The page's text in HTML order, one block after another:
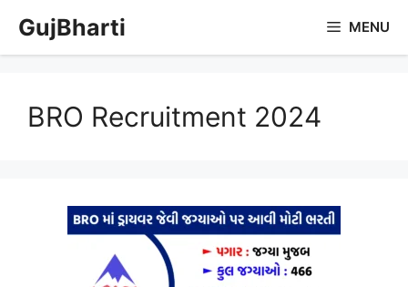
content
GujBharti MENU
BRO Recruitment 2024